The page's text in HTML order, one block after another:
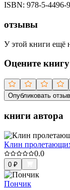
ISBN: 978-5-4496-
отзывы
У этой книги ещё
Оцените книгу
Опубликовать отзыв
книги автора
Клин
0.0
0 ₽
Пончик